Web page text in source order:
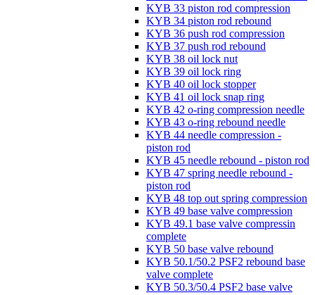
KYB 33 piston rod compression
KYB 34 piston rod rebound
KYB 36 push rod compression
KYB 37 push rod rebound
KYB 38 oil lock nut
KYB 39 oil lock ring
KYB 40 oil lock stopper
KYB 41 oil lock snap ring
KYB 42 o-ring compression needle
KYB 43 o-ring rebound needle
KYB 44 needle compression -
piston rod
KYB 45 needle rebound - piston rod
KYB 47 spring needle rebound -
piston rod
KYB 48 top out spring compression
KYB 49 base valve compression
KYB 49.1 base valve compressin
complete
KYB 50 base valve rebound
KYB 50.1/50.2 PSF2 rebound base
valve complete
KYB 50.3/50.4 PSF2 base valve